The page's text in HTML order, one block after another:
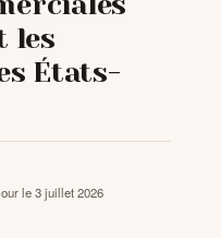
les
États-
le 3 juillet 2026